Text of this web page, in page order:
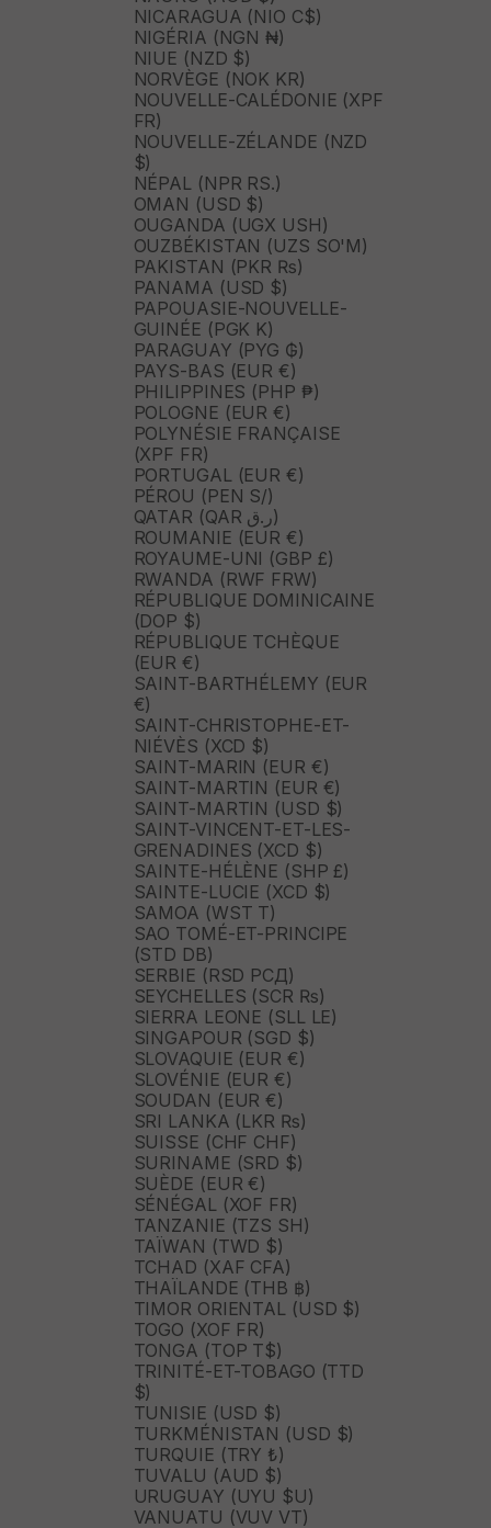
NICARAGUA (NIO C$)
NIGÉRIA (NGN ₦)
NIUE (NZD $)
NORVÈGE (NOK KR)
NOUVELLE-CALÉDONIE (XPF
FR)
NOUVELLE-ZÉLANDE (NZD
$)
NÉPAL (NPR RS.)
OMAN (USD $)
OUGANDA (UGX USH)
OUZBÉKISTAN (UZS SO'M)
PAKISTAN (PKR ₨)
PANAMA (USD $)
PAPOUASIE-NOUVELLE-
GUINÉE (PGK K)
PARAGUAY (PYG ₲)
PAYS-BAS (EUR €)
PHILIPPINES (PHP ₱)
POLOGNE (EUR €)
POLYNÉSIE FRANÇAISE
(XPF FR)
PORTUGAL (EUR €)
PÉROU (PEN S/)
QATAR (QAR ر.ق)
ROUMANIE (EUR €)
ROYAUME-UNI (GBP £)
RWANDA (RWF FRW)
RÉPUBLIQUE DOMINICAINE
(DOP $)
RÉPUBLIQUE TCHÈQUE
(EUR €)
SAINT-BARTHÉLEMY (EUR
€)
SAINT-CHRISTOPHE-ET-
NIÉVÈS (XCD $)
SAINT-MARIN (EUR €)
SAINT-MARTIN (EUR €)
SAINT-MARTIN (USD $)
SAINT-VINCENT-ET-LES-
GRENADINES (XCD $)
SAINTE-HÉLÈNE (SHP £)
SAINTE-LUCIE (XCD $)
SAMOA (WST T)
SAO TOMÉ-ET-PRINCIPE
(STD DB)
SERBIE (RSD РСД)
SEYCHELLES (SCR ₨)
SIERRA LEONE (SLL LE)
SINGAPOUR (SGD $)
SLOVAQUIE (EUR €)
SLOVÉNIE (EUR €)
SOUDAN (EUR €)
SRI LANKA (LKR ₨)
SUISSE (CHF CHF)
SURINAME (SRD $)
SUÈDE (EUR €)
SÉNÉGAL (XOF FR)
TANZANIE (TZS SH)
TAÏWAN (TWD $)
TCHAD (XAF CFA)
THAÏLANDE (THB ฿)
TIMOR ORIENTAL (USD $)
TOGO (XOF FR)
TONGA (TOP T$)
TRINITÉ-ET-TOBAGO (TTD
$)
TUNISIE (USD $)
TURKMÉNISTAN (USD $)
TURQUIE (TRY ₺)
TUVALU (AUD $)
URUGUAY (UYU $U)
VANUATU (VUV VT)